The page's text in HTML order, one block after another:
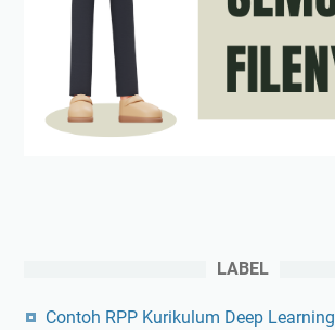
LABEL
Contoh RPP Kurikulum Deep Learning